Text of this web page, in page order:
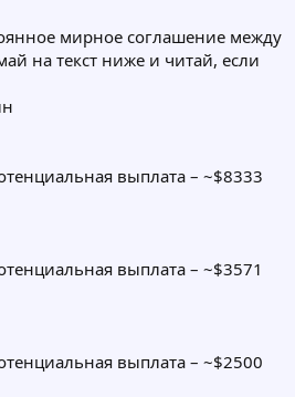
мирное соглашение между
на текст ниже и читай, если
выплата – ~$8333
выплата – ~$3571
выплата – ~$2500